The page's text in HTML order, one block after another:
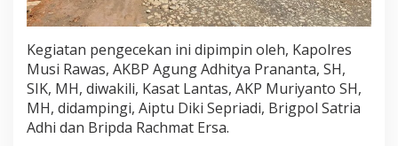
C
e
J
e
m
b
a
t
Kegiatan pengecekan ini dipimpin oleh, Kapolres
Musi Rawas, AKBP Agung Adhitya Prananta, SH,
SIK, MH, diwakili, Kasat Lantas, AKP Muriyanto SH,
MH, didampingi, Aiptu Diki Sepriadi, Brigpol Satria
Adhi dan Bripda Rachmat Ersa.